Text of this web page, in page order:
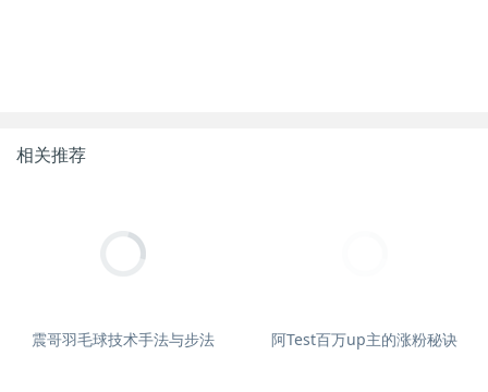
相关推荐
震哥羽毛球技术手法与步法 阿Test百万up主的涨粉秘诀